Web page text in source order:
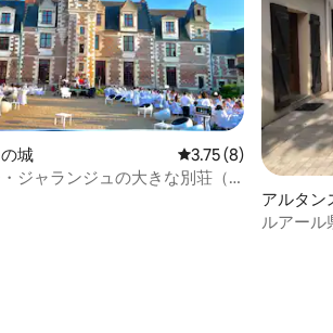
城 レビュー8件、5つ星
3.75 (8)
ジャランジュの大きな別荘（15
アルタン
ルアール